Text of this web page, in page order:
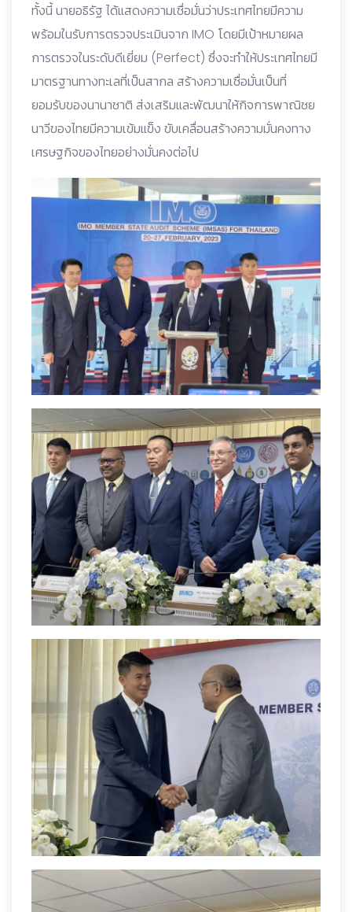
ทั้งนี้ นายอธิรัฐ ได้แสดงความเชื่อมั่นว่าประเทศไทยมีความ
พร้อมในรับการตรวจประเมินจาก IMO โดยมีเป้าหมายผล
การตรวจในระดับดีเยี่ยม (Perfect) ซึ่งจะทำให้ประเทศไทยมี
มาตรฐานทางทะเลที่เป็นสากล สร้างความเชื่อมั่นเป็นที่
ยอมรับของนานาชาติ ส่งเสริมและพัฒนาให้กิจการพาณิชย
นาวีของไทยมีความเข้มแข็ง ขับเคลื่อนสร้างความมั่นคงทาง
เศรษฐกิจของไทยอย่างมั่นคงต่อไป